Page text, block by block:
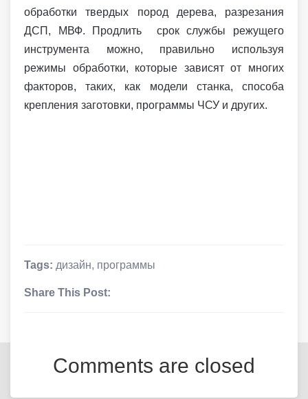
обработки твердых пород дерева, разрезания
ДСП, МВФ. Продлить срок службы режущего
инструмента можно, правильно используя
режимы обработки, которые зависят от многих
факторов, таких, как модели станка, способа
крепления заготовки, программы ЧСУ и других.
Tags: дизайн, программы
Share This Post:
Comments are closed